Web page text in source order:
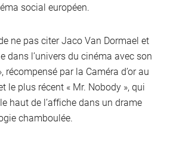
social européen.
ne pas citer Jaco Van Dormael et
dans l’univers du cinéma avec son
récompensé par la Caméra d’or au
le plus récent « Mr. Nobody », qui
haut de l’affiche dans un drame
chamboulée.